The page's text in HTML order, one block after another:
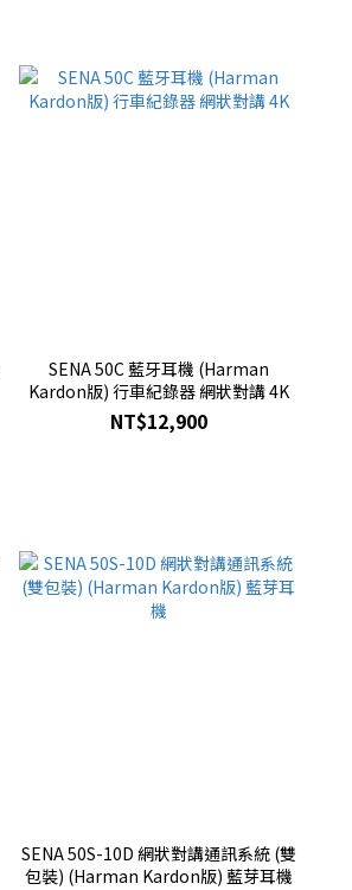
SENA 50C 藍牙耳機 (Harman
Kardon版) 行車紀錄器 網狀對講 4K
NT$12,900
SENA 50S-10D 網狀對講通訊系統 (雙
包裝) (Harman Kardon版) 藍芽耳機